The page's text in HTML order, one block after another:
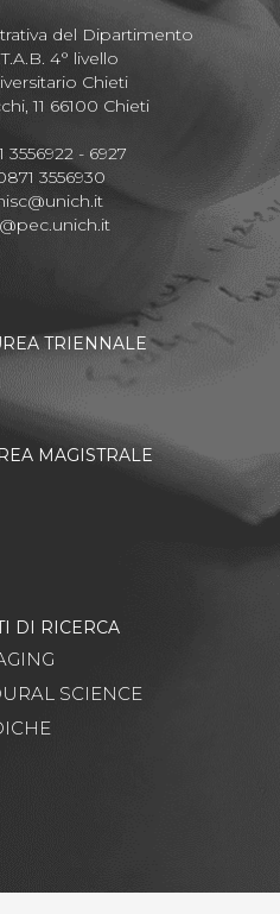
del Dipartimento
4° livello
Chieti
11 66100 Chieti
3556922 - 6927
3556930
TRIENNALE
MAGISTRALE
DI RICERCA
SCIENCE